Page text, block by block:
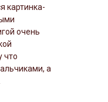
картинка-
очень
что
а